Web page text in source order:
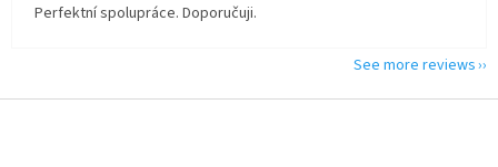
Perfektní spolupráce. Doporučuji.
See more reviews
F